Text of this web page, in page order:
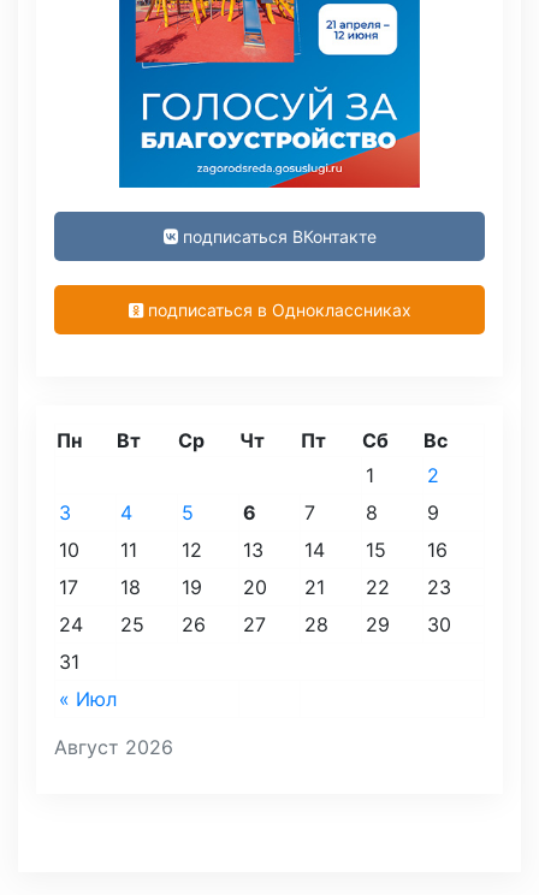
подписаться ВКонтакте
подписаться в Одноклассниках
Август 2026
Пн Вт Ср Чт Пт Сб Вс
« Июл
1
2
3
4 5 6 7 8
9
10
11 12 13 14 15
16
17
18 19 20 21 22
23
24
25 26 27 28 29
30
31